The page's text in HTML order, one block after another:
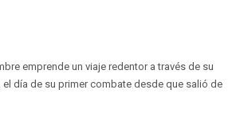
emprende un viaje redentor a través de su
día de su primer combate desde que salió de